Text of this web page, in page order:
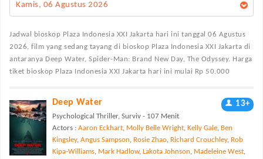
Kamis, 06 Agustus 2026
Jadwal bioskop Plaza Indonesia XXI Jakarta hari ini tanggal 06 Agustus
2026, film yang sedang tayang di bioskop Plaza Indonesia XXI Jakarta di
antaranya Deep Water, Spider-Man: Brand New Day, The Odyssey. Harga
tiket bioskop Plaza Indonesia XXI Jakarta hari ini mulai Rp 50.000
Deep Water 13+
Psychological Thriller, Surviv - 107 Menit
Actors : Aaron Eckhart, Molly Belle Wright, Kelly Gale, Ben
Kingsley, Angus Sampson, Rosie Zhao, Richard Crouchley, Rob
Kipa-Williams, Mark Hadlow, Lakota Johnson, Madeleine West,